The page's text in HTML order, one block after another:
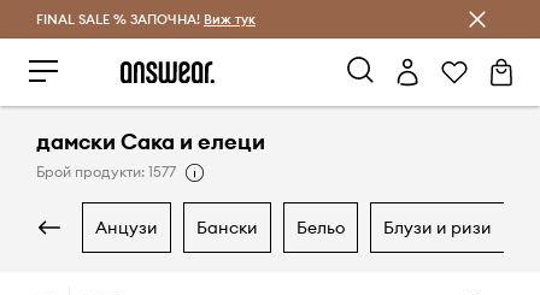
Спестявай с Answear Club
FINAL SALE % ЗАПОЧНА! Виж тук
дамски Сака и елеци
Брой продукти: 1577
анцузи бански бельо блузи и ризи